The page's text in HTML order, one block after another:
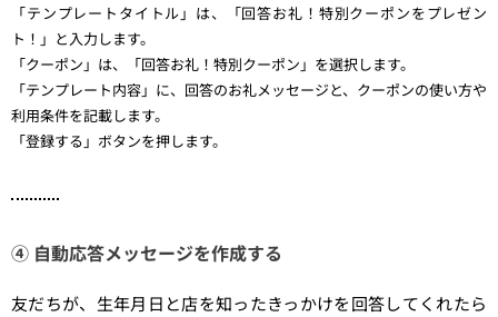
「テンプレートタイトル」は、「回答お礼！特別クーポンをプレゼン
ト！」と入力します。
「クーポン」は、「回答お礼！特別クーポン」を選択します。
「テンプレート内容」に、回答のお礼メッセージと、クーポンの使い方や
利用条件を記載します。
「登録する」ボタンを押します。
④ 自動応答メッセージを作成する
友だちが、生年月日と店を知ったきっかけを回答してくれたら